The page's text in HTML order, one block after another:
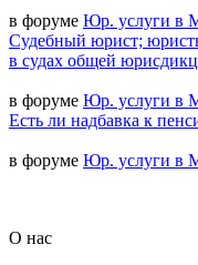
в форуме Юр. услуги в
Судебный юрист;
в судах общей
в форуме Юр. услуги в
Есть ли надбавка к
в форуме Юр. услуги в
О нас